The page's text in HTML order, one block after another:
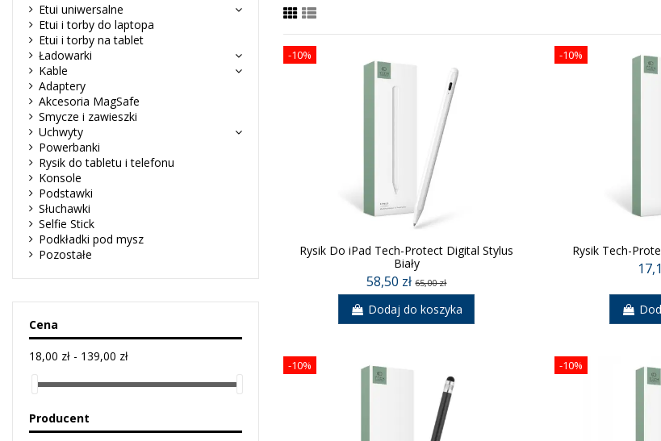
Etui uniwersalne
Etui i torby do laptopa
Etui i torby na tablet
Ładowarki
Kable
Adaptery
Akcesoria MagSafe
Smycze i zawieszki
Uchwyty
Powerbanki
Rysik do tabletu i telefonu
Konsole
Podstawki
Słuchawki
Selfie Stick
Podkładki pod mysz
Pozostałe
Cena
18,00 zł - 139,00 zł
Producent
-10%
Rysik Do iPad Tech-Protect Digital Stylus
Biały
58,50 zł65,00 zł
Dodaj do koszyka
-10%
Rysik Tech-
-10% -10%